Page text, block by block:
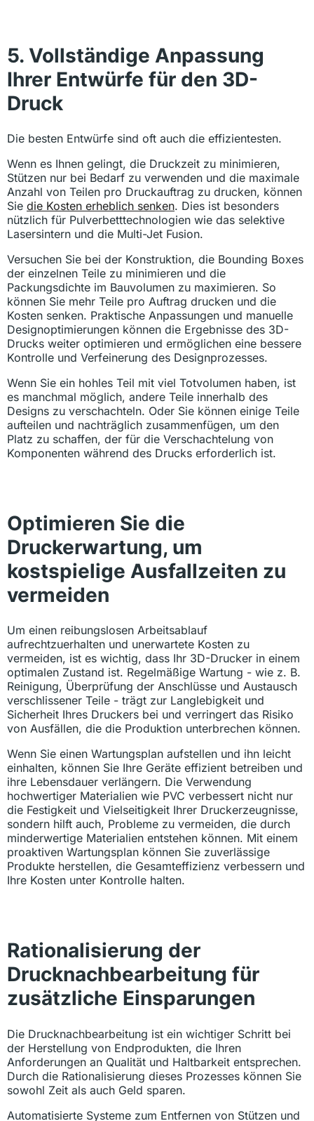
5. Vollständige Anpassung
Ihrer Entwürfe für den 3D-
Druck
Die besten Entwürfe sind oft auch die effizientesten.
Wenn es Ihnen gelingt, die Druckzeit zu minimieren,
Stützen nur bei Bedarf zu verwenden und die maximale
Anzahl von Teilen pro Druckauftrag zu drucken, können
Sie die Kosten erheblich senken. Dies ist besonders
nützlich für Pulverbetttechnologien wie das selektive
Lasersintern und die Multi-Jet Fusion.
Versuchen Sie bei der Konstruktion, die Bounding Boxes
der einzelnen Teile zu minimieren und die
Packungsdichte im Bauvolumen zu maximieren. So
können Sie mehr Teile pro Auftrag drucken und die
Kosten senken. Praktische Anpassungen und manuelle
Designoptimierungen können die Ergebnisse des 3D-
Drucks weiter optimieren und ermöglichen eine bessere
Kontrolle und Verfeinerung des Designprozesses.
Wenn Sie ein hohles Teil mit viel Totvolumen haben, ist
es manchmal möglich, andere Teile innerhalb des
Designs zu verschachteln. Oder Sie können einige Teile
aufteilen und nachträglich zusammenfügen, um den
Platz zu schaffen, der für die Verschachtelung von
Komponenten während des Drucks erforderlich ist.
Optimieren Sie die
Druckerwartung, um
kostspielige Ausfallzeiten zu
vermeiden
Um einen reibungslosen Arbeitsablauf
aufrechtzuerhalten und unerwartete Kosten zu
vermeiden, ist es wichtig, dass Ihr 3D-Drucker in einem
optimalen Zustand ist. Regelmäßige Wartung - wie z. B.
Reinigung, Überprüfung der Anschlüsse und Austausch
verschlissener Teile - trägt zur Langlebigkeit und
Sicherheit Ihres Druckers bei und verringert das Risiko
von Ausfällen, die die Produktion unterbrechen können.
Wenn Sie einen Wartungsplan aufstellen und ihn leicht
einhalten, können Sie Ihre Geräte effizient betreiben und
ihre Lebensdauer verlängern. Die Verwendung
hochwertiger Materialien wie PVC verbessert nicht nur
die Festigkeit und Vielseitigkeit Ihrer Druckerzeugnisse,
sondern hilft auch, Probleme zu vermeiden, die durch
minderwertige Materialien entstehen können. Mit einem
proaktiven Wartungsplan können Sie zuverlässige
Produkte herstellen, die Gesamteffizienz verbessern und
Ihre Kosten unter Kontrolle halten.
Rationalisierung der
Drucknachbearbeitung für
zusätzliche Einsparungen
Die Drucknachbearbeitung ist ein wichtiger Schritt bei
der Herstellung von Endprodukten, die Ihren
Anforderungen an Qualität und Haltbarkeit entsprechen.
Durch die Rationalisierung dieses Prozesses können Sie
sowohl Zeit als auch Geld sparen.
Automatisierte Systeme zum Entfernen von Stützen und